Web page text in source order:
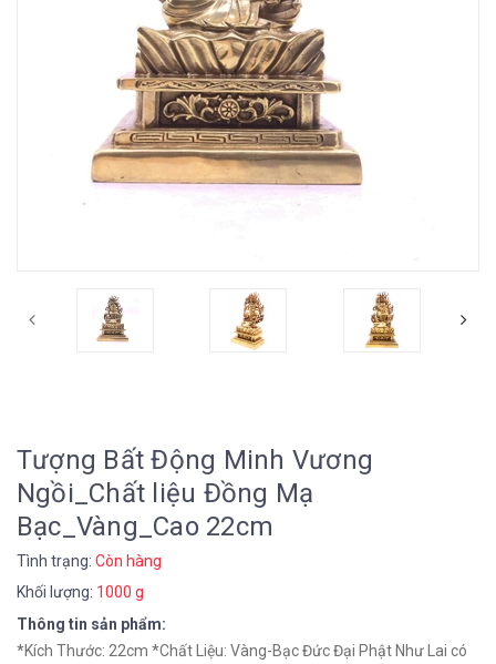
Tượng Bất Động Minh Vương
Ngồi_Chất liệu Đồng Mạ
Bạc_Vàng_Cao 22cm
Tình trạng: Còn hàng
Khối lượng: 1000 g
Thông tin sản phẩm:
*Kích Thước: 22cm *Chất Liệu: Vàng-Bạc Đức Đại Phật Như Lai có